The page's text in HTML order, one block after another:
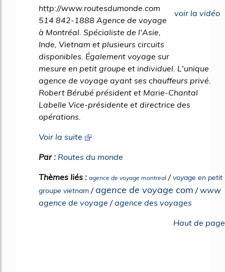
voir la vidéo
http://www.routesdumonde.com
514 842-1888 Agence de voyage
à Montréal. Spécialiste de l'Asie,
Inde, Vietnam et plusieurs circuits
disponibles. Également voyage sur
mesure en petit groupe et individuel. L'unique
agence de voyage ayant ses chauffeurs privé.
Robert Bérubé président et Marie-Chantal
Labelle Vice-présidente et directrice des
opérations.
Voir la suite
Par : Routes du monde
Thèmes liés : agence de voyage montreal /voyage en petit
groupe vietnam /agence de voyage com /www
agence de voyage /agence des voyages
Haut de page